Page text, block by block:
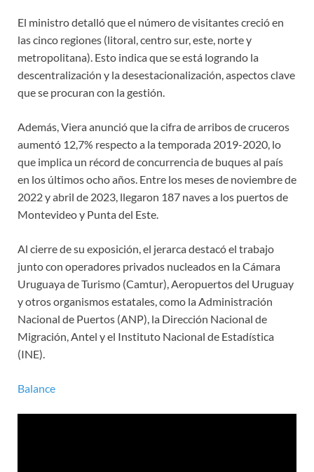
El ministro detalló que el número de visitantes creció en
las cinco regiones (litoral, centro sur, este, norte y
metropolitana). Esto indica que se está logrando la
descentralización y la desestacionalización, aspectos clave
que se procuran con la gestión.
Además, Viera anunció que la cifra de arribos de cruceros
aumentó 12,7% respecto a la temporada 2019-2020, lo
que implica un récord de concurrencia de buques al país
en los últimos ocho años. Entre los meses de noviembre de
2022 y abril de 2023, llegaron 187 naves a los puertos de
Montevideo y Punta del Este.
Al cierre de su exposición, el jerarca destacó el trabajo
junto con operadores privados nucleados en la Cámara
Uruguaya de Turismo (Camtur), Aeropuertos del Uruguay
y otros organismos estatales, como la Administración
Nacional de Puertos (ANP), la Dirección Nacional de
Migración, Antel y el Instituto Nacional de Estadística
(INE).
Balance